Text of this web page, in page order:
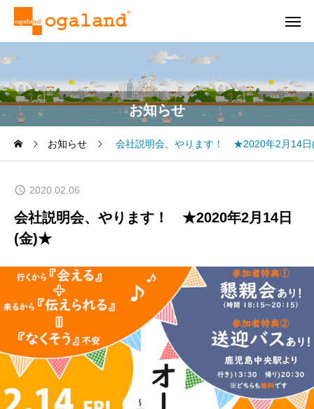
お知らせ
お知らせ 会社説明会、やります！ ★2020年2月14
2020.02.06
会社説明会、やります！ ★2020年2月14日
(金)★